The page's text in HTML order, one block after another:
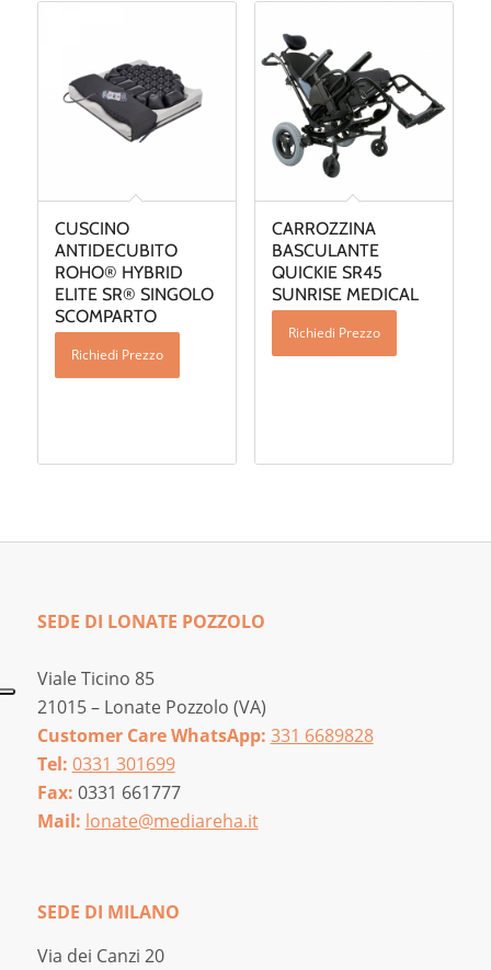
CUSCINO
ANTIDECUBITO
ROHO® HYBRID
ELITE SR® SINGOLO
SCOMPARTO
Richiedi Prezzo
CARROZZINA
BASCULANTE
QUICKIE SR45
SUNRISE MEDICAL
Richiedi Prezzo
SEDE DI LONATE POZZOLO
Viale Ticino 85
21015 – Lonate Pozzolo (VA)
Customer Care WhatsApp: 331 6689828
Tel: 0331 301699
Fax: 0331 661777
Mail: lonate@mediareha.it
SEDE DI MILANO
Via dei Canzi 20